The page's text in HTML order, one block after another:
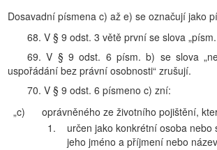
Dosavadní písmena c) až e) se označují jako
68. V § 9 odst. 3 větě první se slova
69. V § 9 odst. 6 písm. b) se slova
uspořádání bez právní osobnosti“ zrušují.
70. V § 9 odst. 6 písmeno c) zní:
„c)
oprávněného ze životního pojištění,
1.
určen jako konkrétní osoba nebo
jeho jméno a příjmení nebo